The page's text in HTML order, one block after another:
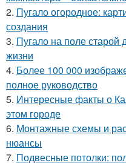
2. Пугало огородное:
создания
3. Пугало на поле старой
жизни
4. Более 100 000
полное руководство
5. Интересные факты о
этом городе
6. Монтажные схемы и
нюансы
7. Подвесные потолки: